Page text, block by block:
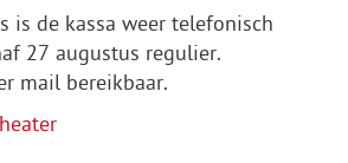
is de kassa weer telefonisch
27 augustus regulier.
mail bereikbaar.